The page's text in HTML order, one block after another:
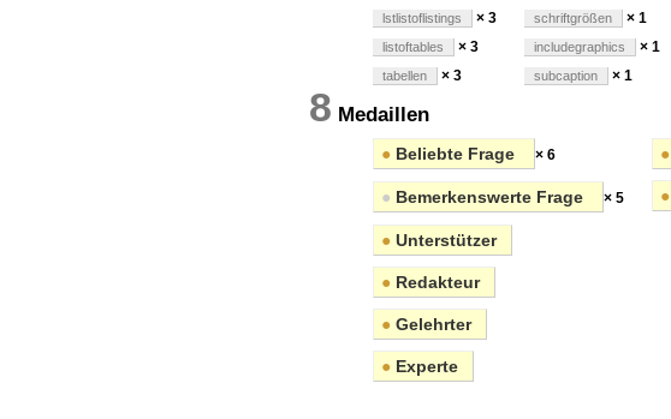
lstlistoflistings × 3
listoftables × 3
tabellen × 3
schriftgrößen × 1
includegraphics × 1
subcaption × 1
8 Medaillen
● Beliebte Frage × 6
● Bemerkenswerte Frage × 5
● Unterstützer
● Redakteur
● Gelehrter
● Experte
●
●